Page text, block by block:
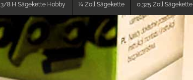
3/8 H Sägekette Hobby ¼ Zoll Sägekette 0,325 Zoll Sägekette